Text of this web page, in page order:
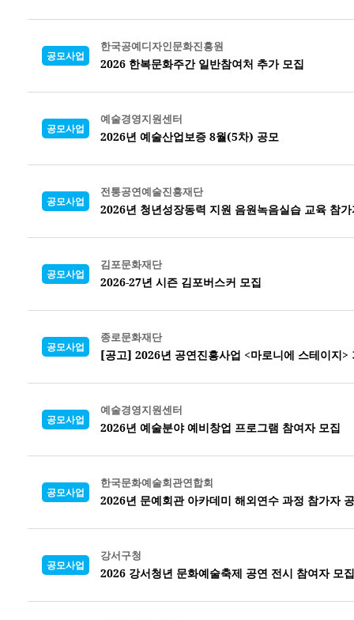
공모사업
한국공예디자인문화진흥원
2026 한복문화주간 일반참여처 추가 모집
공모사업
예술경영지원센터
2026년 예술산업보증 8월(5차) 공모
공모사업
전통공연예술진흥재단
2026년 청년성장동력 지원 음원녹음실습 교육 참
공모사업
김포문화재단
2026-27년 시즌 김포버스커 모집
공모사업
종로문화재단
[공고] 2026년 공연진흥사업 <마로니에 스테이지>
공모사업
예술경영지원센터
2026년 예술분야 예비창업 프로그램 참여자 모집
공모사업
한국문화예술회관연합회
2026년 문예회관 아카데미 해외연수 과정 참가자
공모사업
강서구청
2026 강서청년 문화예술축제 공연 전시 참여자 모집